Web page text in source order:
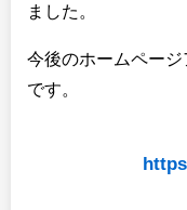
ました。
今後のホームペー
です。